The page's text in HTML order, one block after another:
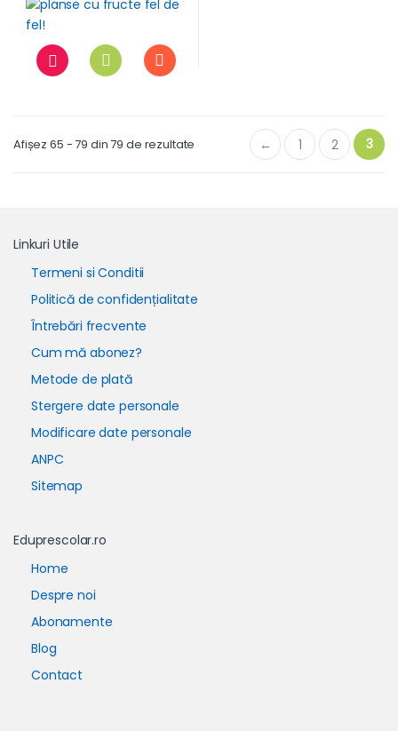
Afișez 65 - 79 din 79 de rezultate ← 1 2 3
Linkuri Utile
Termeni si Conditii
Politică de confidențialitate
Întrebări frecvente
Cum mă abonez?
Metode de plată
Stergere date personale
Modificare date personale
ANPC
Sitemap
Eduprescolar.ro
Home
Despre noi
Abonamente
Blog
Contact